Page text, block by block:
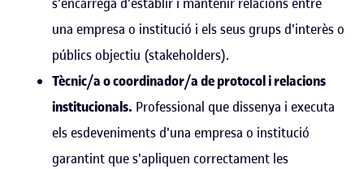
s'encarrega d'establir i mantenir relacions entre
una empresa o institució i els seus grups d'interès o
públics objectiu (stakeholders).
Tècnic/a o coordinador/a de protocol i relacions
institucionals. Professional que dissenya i executa
els esdeveniments d'una empresa o institució
garantint que s'apliquen correctament les